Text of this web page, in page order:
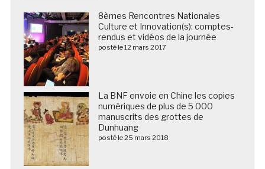
8èmes Rencontres Nationales
Culture et Innovation(s): comptes-
rendus et vidéos de la journée
posté le 12 mars 2017
La BNF envoie en Chine les copies
numériques de plus de 5 000
manuscrits des grottes de
Dunhuang
posté le 25 mars 2018